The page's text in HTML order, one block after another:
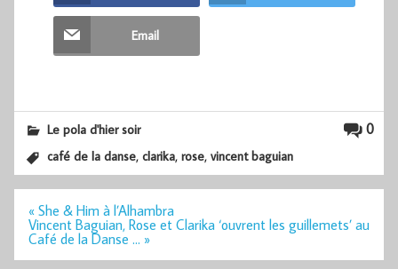
Email
0
Le pola d'hier soir
café de la danse,clarika,rose,vincent baguian
Navigation
de
l’article
« She & Him à l’Alhambra
Vincent Baguian, Rose et Clarika ‘ouvrent les guillemets’ au
Café de la Danse … »